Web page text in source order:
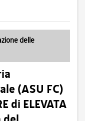
delle
(ASU FC)
di ELEVATA